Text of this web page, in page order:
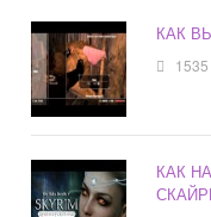
КАК
1535
КАК